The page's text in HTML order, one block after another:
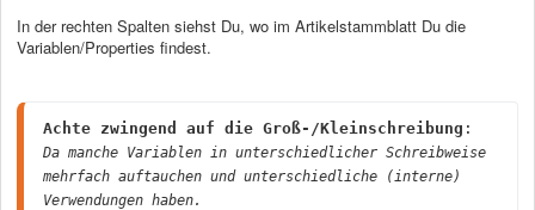
In der rechten Spalten siehst Du, wo im Artikelstammblatt Du die
Variablen/Properties findest.
Achte zwingend auf die Groß-/Kleinschreibung
Da manche Variablen in unterschiedlicher Schreibweise
mehrfach auftauchen und unterschiedliche (interne)
Verwendungen haben.